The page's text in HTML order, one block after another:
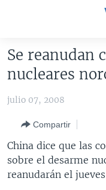
accesibilidad
contenido
principal
Salte
navegador
principal
Salte
AMÉRICA DEL NORTE
MÉXICO
HAITÍ
ELECCIONES EEUU
VOTO DIVIDIDO
VOA VERIFICA
VOA VERIFICA
VOA VERIFICA
VOA VERIFICA
AMÉRICA LATINA
ARGENTINA
BOLIVIA
CHINA EN AMÉRICA
CENTROAMÉRICA
Se reanudan
nucleares
julio 07, 2008
Compartir
China dice que las
sobre el desarme
reanudarán el